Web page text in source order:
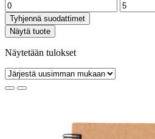
Tyhjennä suodattimet
Näytä tuote
Näytetään tulokset